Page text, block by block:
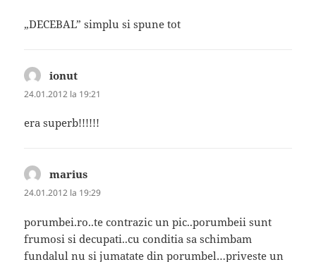
„DECEBAL” simplu si spune tot
ionut
24.01.2012 la 19:21
era superb!!!!!!
marius
24.01.2012 la 19:29
porumbei.ro..te contrazic un pic..porumbeii sunt
frumosi si decupati..cu conditia sa schimbam
fundalul nu si jumatate din porumbel…priveste un